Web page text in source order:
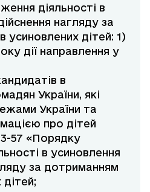
діяльності в
нагляду за
усиновлених дітей: 1)
дії направлення у
в
України, які
України та
про дітей
57 «Порядку
в усиновлення
за дотриманням